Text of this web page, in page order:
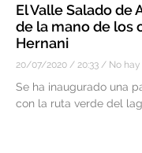
El Valle Salado de
de la mano de los
Hernani
20/07/2020 20:33 No
Se ha inaugurado una
con la ruta verde del